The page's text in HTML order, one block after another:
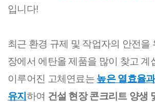
입니다!
최근 환경 규제 및 작업자의 안전을
장에서 에탄올 제품을 많이 찾고 계
이루어진 고체연료는 높은 열효율
유지 하여 건설 현장 콘크리트 양생